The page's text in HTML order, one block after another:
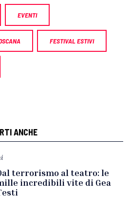
EVENTI
FESTIVAL ESTIVI
ANCHE
terrorismo al teatro: le
incredibili vite di Gea